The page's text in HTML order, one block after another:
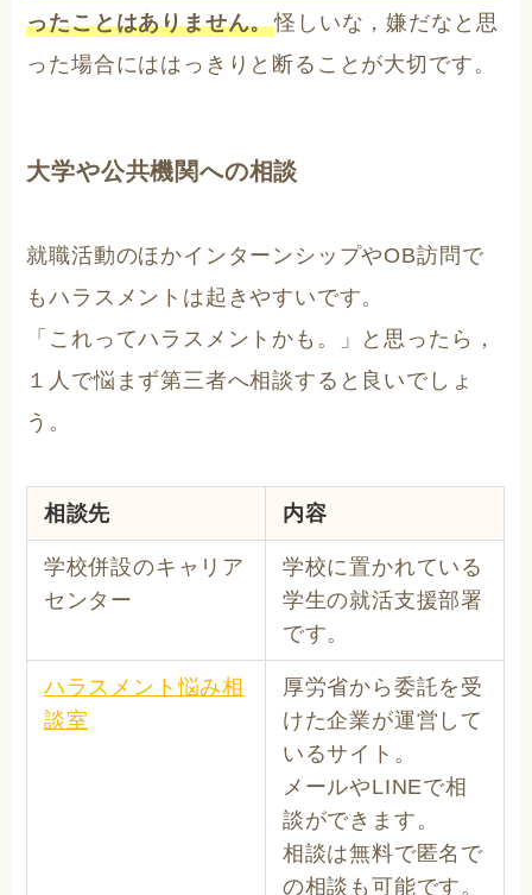
ったことはありません。怪しいな，嫌だなと思
った場合にははっきりと断ることが大切です。
大学や公共機関への相談
就職活動のほかインターンシップやOB訪問で
もハラスメントは起きやすいです。
「これってハラスメントかも。」と思ったら，
１人で悩まず第三者へ相談すると良いでしょ
う。
相談先 内容
学校併設のキャリア
センター
学校に置かれている
学生の就活支援部署
です。
ハラスメント悩み相
談室
厚労省から委託を受
けた企業が運営して
いるサイト。
メールやLINEで相
談ができます。
相談は無料で匿名で
の相談も可能です。